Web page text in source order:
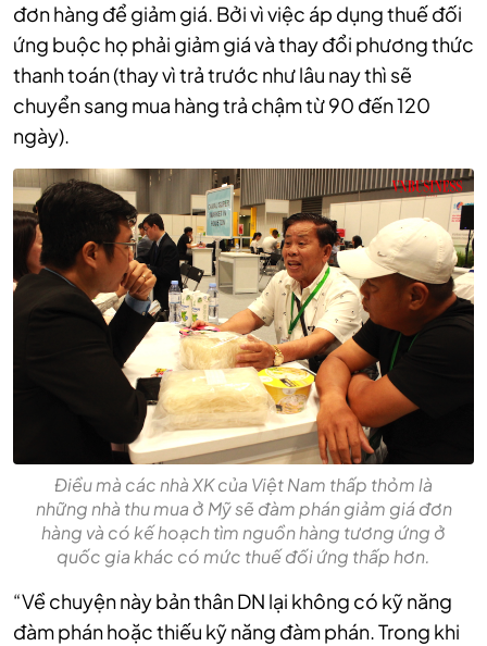
đơn hàng để giảm giá. Bởi vì việc áp dụng thuế đối
ứng buộc họ phải giảm giá và thay đổi phương thức
thanh toán (thay vì trả trước như lâu nay thì sẽ
chuyển sang mua hàng trả chậm từ 90 đến 120
ngày).
Điều mà các nhà XK của Việt Nam thấp thỏm là
những nhà thu mua ở Mỹ sẽ đàm phán giảm giá đơn
hàng và có kế hoạch tìm nguồn hàng tương ứng ở
quốc gia khác có mức thuế đối ứng thấp hơn.
“Về chuyện này bản thân DN lại không có kỹ năng
đàm phán hoặc thiếu kỹ năng đàm phán. Trong khi